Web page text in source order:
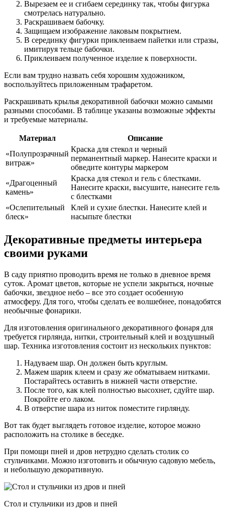
Вырезаем ее и сгибаем серединку так, чтобы фигурка
смотрелась натурально.
Раскрашиваем бабочку.
Защищаем изображение лаковым покрытием.
В серединку фигурки приклеиваем пайетки или стразы,
имитируя тельце бабочки.
Приклеиваем полученное изделие к поверхности.
Если вам трудно назвать себя хорошим художником,
воспользуйтесь приложенным трафаретом.
Раскрашивать крылья декоративной бабочки можно самыми
разными способами. В таблице указаны возможные эффекты
и требуемые материалы.
Материал
Описание
«Полупрозрачный
витраж»
Краска для стекол и черный
перманентный маркер. Нанесите краски и
обведите контуры маркером
«Драгоценный
камень»
Краска для стекол и гель с блестками.
Нанесите краски, высушите, нанесите гель
с блестками
«Ослепительный
блеск»
Клей и сухие блестки. Нанесите клей и
насыпьте блестки
Декоративные предметы интерьера
своими руками
В саду приятно проводить время не только в дневное время
суток. Аромат цветов, которые не успели закрыться, ночные
бабочки, звездное небо – все это создает особенную
атмосферу. Для того, чтобы сделать ее волшебнее, понадобятся
необычные фонарики.
Для изготовления оригинального декоративного фонаря для
требуется гирлянда, нитки, строительный клей и воздушный
шар. Техника изготовления состоит из нескольких пунктов:
Надуваем шар. Он должен быть круглым.
Мажем шарик клеем и сразу же обматываем нитками.
Постарайтесь оставить в нижней части отверстие.
После того, как клей полностью высохнет, сдуйте шар.
Покройте его лаком.
В отверстие шара из ниток поместите гирлянду.
Вот так будет выглядеть готовое изделие, которое можно
расположить на столике в беседке.
При помощи пней и дров нетрудно сделать столик со
стульчиками. Можно изготовить и обычную садовую мебель,
и небольшую декоративную.
Стол и стульчики из дров и пней